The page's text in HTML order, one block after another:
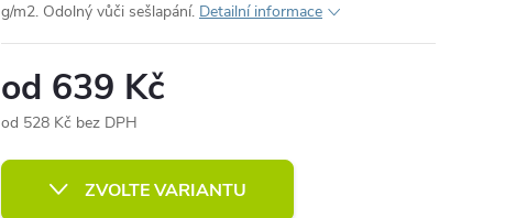
g/m2. Odolný vůči sešlapání. Detailní informace
od 639 Kč
od 528 Kč bez DPH
cena:
ZVOLTE VARIANTU